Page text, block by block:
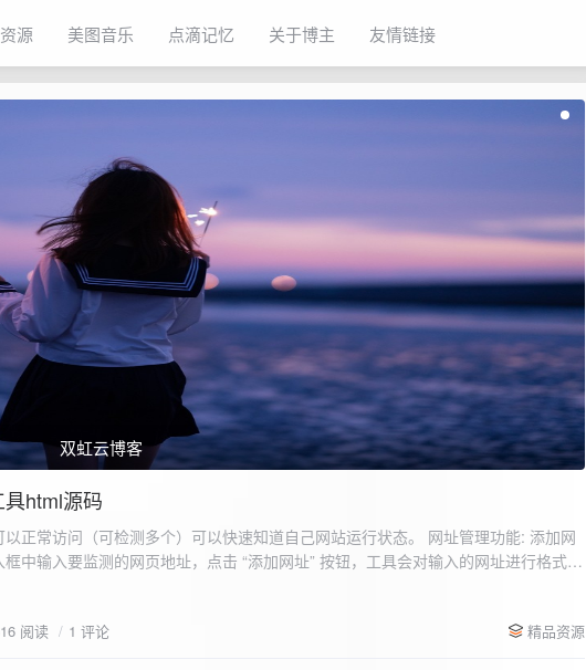
源 美图音乐 点滴记忆 关于博主 友情链接
双虹云博客
html源码
正常访问（可检测多个）可以快速知道自己网站运行状态。 网址管理功能: 添加网
中输入要监测的网页地址，点击 “添加网址” 按钮，工具会对输入的网址进行格式验
中移除该网址选项。筛选网址：右侧面板有一个 “筛选网址” 的下拉框，用户可以选
阅读 1 评论 精品资源